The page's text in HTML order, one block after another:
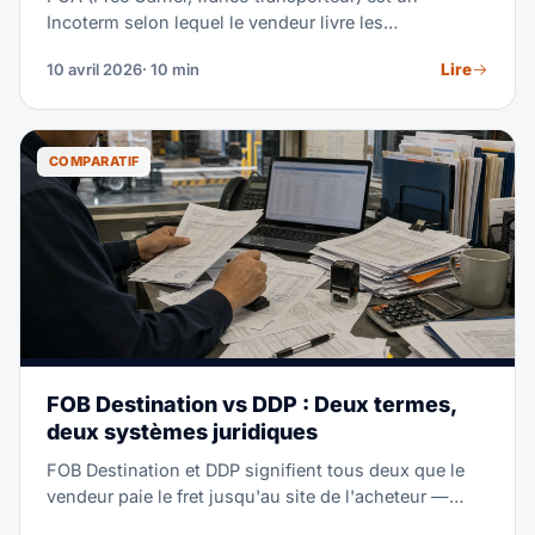
Incoterm selon lequel le vendeur livre les
transporteur désigné par l'acheteur en un lieu
2020 car il fonctionne pour tous les modes de
transport et offre aux acheteurs un contrôle maximal
sur le fret. Ce guide couvre les obligations, des
exemples de coûts, FCA vs FOB et quand le FCA est
le bon choix.
10 avril 2026· 10 min Lire
COMPARATIF
FOB Destination vs DDP : Deux termes,
deux systèmes juridiques
FOB Destination et DDP signifient tous deux que le
vendeur paie le fret jusqu'au site de l'acheteur —